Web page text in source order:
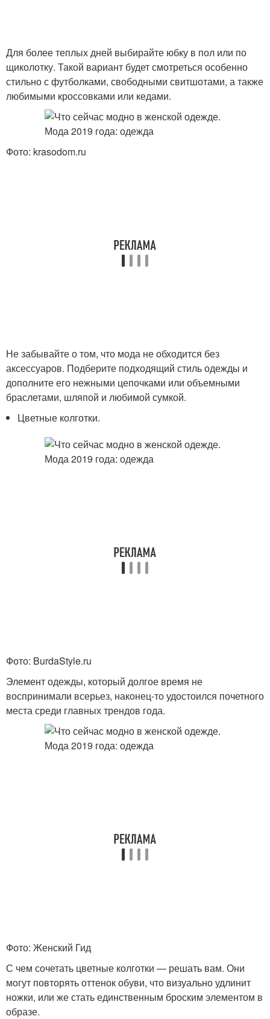
Для более теплых дней выбирайте юбку в пол или по
щиколотку. Такой вариант будет смотреться особенно
стильно с футболками, свободными свитшотами, а также
любимыми кроссовками или кедами.
Фото: krasodom.ru
Не забывайте о том, что мода не обходится без
аксессуаров. Подберите подходящий стиль одежды и
дополните его нежными цепочками или объемными
браслетами, шляпой и любимой сумкой.
Цветные колготки.
Фото: BurdaStyle.ru
Элемент одежды, который долгое время не
воспринимали всерьез, наконец-то удостоился почетного
места среди главных трендов года.
Фото: Женский Гид
С чем сочетать цветные колготки — решать вам. Они
могут повторять оттенок обуви, что визуально удлинит
ножки, или же стать единственным броским элементом в
образе.